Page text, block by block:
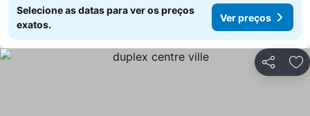
Selecione as datas para ver os preços
exatos.
Ver preços
Partilhar